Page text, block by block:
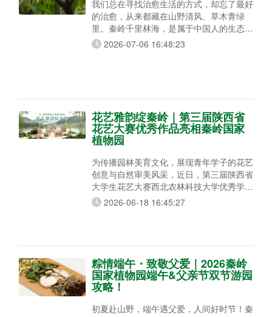
我们总在寻找治愈生活的方式，却忘了最好
的治愈，从来都藏在山野清风、草木青绿
里。秦岭千里林海，是属于中国人的生态秘
境。春有繁花漫山，夏有浓荫蔽日，秋有层
林尽染，冬有静雪栖枝。这片生生不息的绿
岁岁年年，它替你扎根山林，迎风生长、四
季常青。 本次新增认养，我们精选了三种
气质截然
2026-07-06 16:48:23
花艺雅韵绽秦岭｜第三届陕西省
花艺大赛优秀作品亮相秦岭国家
植物园
为传播园林美育文化，展现青年学子的花艺
创意与自然审美风采，近日，第三届陕西省
大学生花艺大赛西北农林科技大学优秀学生
作品展在秦岭国家植物园精彩亮相。本次精
选40幅西农学子优秀花艺代表作集中展
“以花会友，以友养情”为宗旨，由陕西省风
景园林学会主办，西北农林科技大学、陕西
基泰都市新农业有限公司联合承办，汇聚全
省多
2026-06-18 16:45:27
粽情端午・致敬父爱｜2026秦岭
国家植物园端午&父亲节双节游园
攻略！
初夏赴山野，端午遇父爱，人间好时节！秦